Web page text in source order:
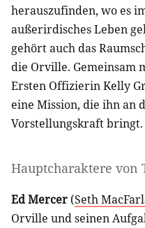
herauszufinden, wo es
außerirdisches Leben
gehört auch das
die Orville. Gemeinsam
Ersten Offizierin Kelly
eine Mission, die ihn an
Vorstellungskraft bringt.
Hauptcharaktere von
Ed Mercer (Seth
Orville und seinen